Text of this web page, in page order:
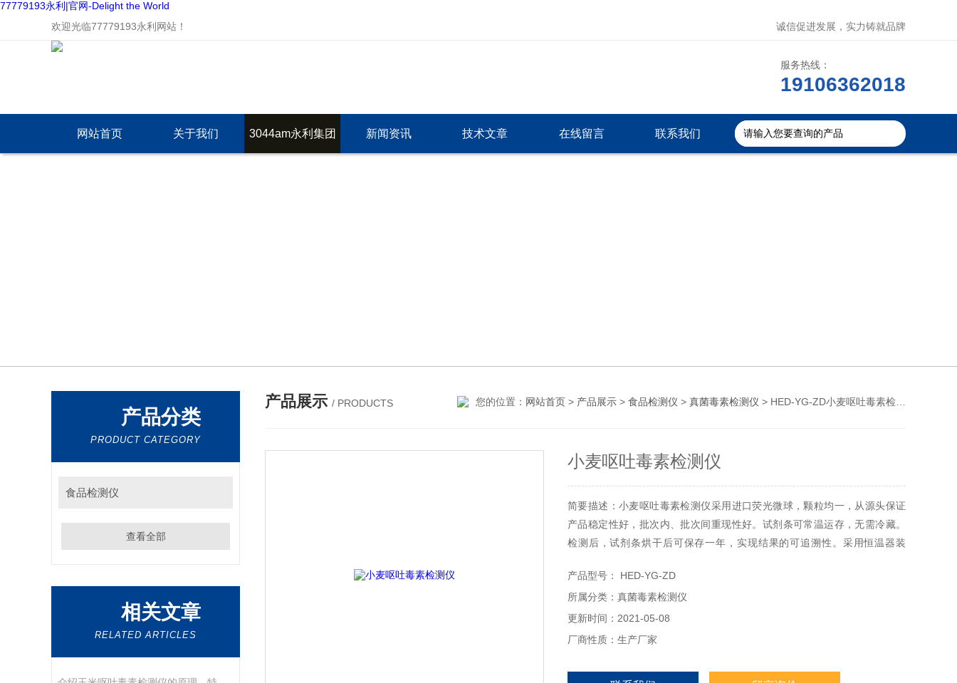
77779193永利|官网-Delight the World
欢迎光临77779193永利网站！
诚信促进发展，实力铸就品牌
服务热线：
19106362018
网站首页 关于我们 3044am永利集团 新闻资讯 技术文章 在线留言 联系我们
产品分类
PRODUCT CATEGORY
食品检测仪
查看全部
相关文章
RELATED ARTICLES
产品展示 / PRODUCTS 您的位置： 网站首页 > 产品展示 > 食品检测仪 > 真菌毒素检测仪 > HED-YG-ZD小麦呕吐毒素检测仪
小麦呕吐毒素检测仪
简要描述：小麦呕吐毒素检测仪采用进口荧光微球，颗粒均一，从源头保证
产品稳定性好，批次内、批次间重现性好。试剂条可常温运存，无需冷藏。
检测后，试剂条烘干后可保存一年，实现结果的可追溯性。采用恒温器装
产品型号： HED-YG-ZD
所属分类：真菌毒素检测仪
更新时间：2021-05-08
厂商性质：生产厂家